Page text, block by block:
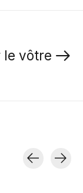
le vôtre